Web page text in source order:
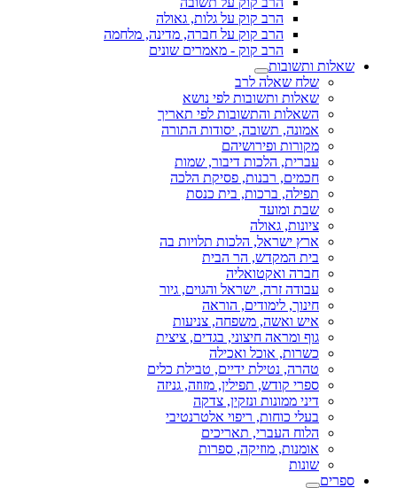
הרב קוק על גלות, גאולה
הרב קוק על חברה, מדינה, מלחמה
הרב קוק - מאמרים שונים
שאלות ותשובות
שלח שאלה לרב
שאלות ותשובות לפי נושא
השאלות והתשובות לפי תאריך
אמונה, תשובה, יסודות התורה
מקורות ופירושיהם
עברית, הלכות דיבור, שמות
חכמים, רבנות, פסיקת הלכה
תפילה, ברכות, בית כנסת
שבת ומועד
ציונות, גאולה
ארץ ישראל, הלכות תלויות בה
בית המקדש, הר הבית
חברה ואקטואליה
עבודה זרה, ישראל והגוים, גיור
חינוך, לימודים, הוראה
איש ואשה, משפחה, צניעות
גוף ומראה חיצוני, בגדים, ציצית
כשרות, אוכל ואכילה
טהרה, נטילת ידיים, טבילת כלים
ספרי קודש, תפילין, מזוזה, גניזה
דיני ממונות ונזקין, צדקה
בעלי כוחות, ריפוי אלטרנטיבי
הלוח העברי, תאריכים
אומנות, מוזיקה, ספרות
שונות
ספרים